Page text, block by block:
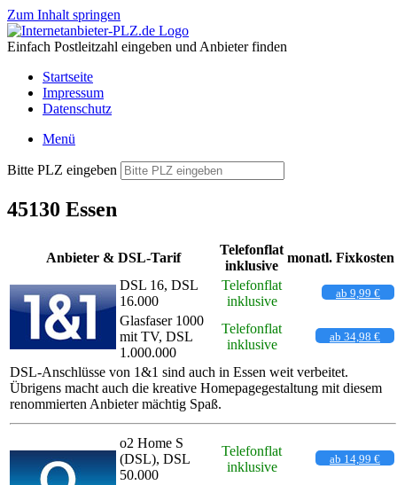
Zum Inhalt springen
Einfach Postleitzahl eingeben und Anbieter finden
Startseite
Impressum
Datenschutz
Menü
Bitte PLZ eingeben
45130 Essen
Anbieter & DSL-Tarif
Telefonflat
inklusive
monatl. Fixkosten
DSL 16, DSL
16.000
Telefonflat
inklusive
ab 9,99 €
Glasfaser 1000
mit TV, DSL
1.000.000
Telefonflat
inklusive
ab 34,98 €
DSL-Anschlüsse von 1&1 sind auch in Essen weit verbeitet.
Übrigens macht auch die kreative Homepagegestaltung mit diesem
renommierten Anbieter mächtig Spaß.
o2 Home S
(DSL), DSL
50.000
Telefonflat
inklusive
ab 14,99 €